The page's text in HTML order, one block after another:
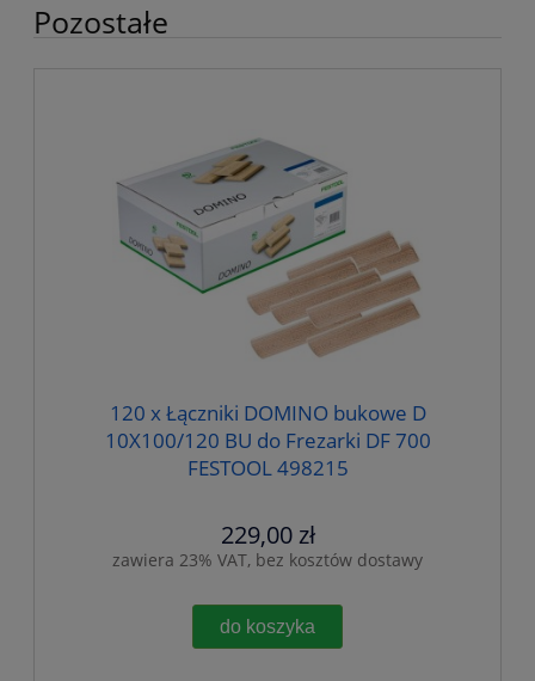
Pozostałe
120 x Łączniki DOMINO bukowe D
10X100/120 BU do Frezarki DF 700
FESTOOL 498215
229,00 zł
zawiera 23% VAT, bez kosztów dostawy
do koszyka